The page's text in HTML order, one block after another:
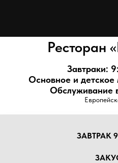
Ресторан
Завтраки:
Основное и
Обслуживание
ЗАВТРАК